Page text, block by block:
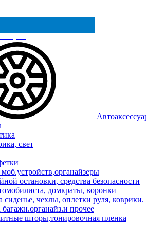
свет
остановки, средства безопасности
домкраты, воронки
сиденье, чехлы, оплетки руля, коврики.
прочее
шторы,тонировочная пленка